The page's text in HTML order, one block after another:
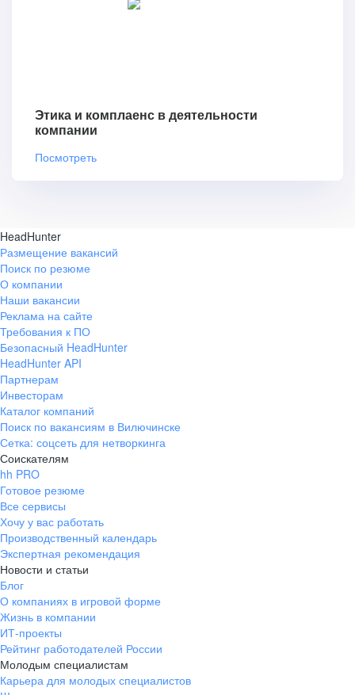
Этика и комплаенс в деятельности
компании
Посмотреть
HeadHunter
Размещение вакансий
Поиск по резюме
О компании
Наши вакансии
Реклама на сайте
Требования к ПО
Безопасный HeadHunter
HeadHunter API
Партнерам
Инвесторам
Каталог компаний
Поиск по вакансиям в Вилючинске
Сетка: соцсеть для нетворкинга
Соискателям
hh PRO
Готовое резюме
Все сервисы
Хочу у вас работать
Производственный календарь
Экспертная рекомендация
Новости и статьи
Блог
О компаниях в игровой форме
Жизнь в компании
ИТ-проекты
Рейтинг работодателей России
Молодым специалистам
Карьера для молодых специалистов